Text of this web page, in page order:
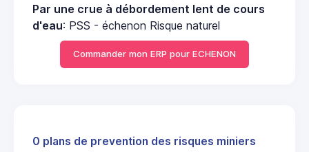
Par une crue à débordement lent de cours
d'eau: PSS - échenon Risque naturel
Commander mon ERP pour ECHENON
0 plans de prevention des risques miniers